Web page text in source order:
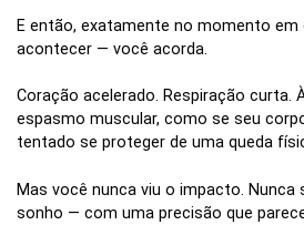
E então, exatamente no momento
acontecer — você acorda.
Coração acelerado. Respiração curta.
espasmo muscular, como se seu
tentado se proteger de uma queda
Mas você nunca viu o impacto. Nunca
sonho — com uma precisão que